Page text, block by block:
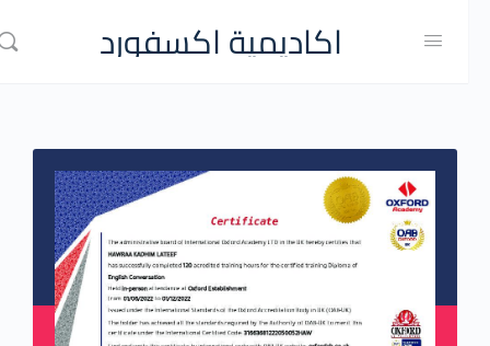
اكاديمية اكسفورد